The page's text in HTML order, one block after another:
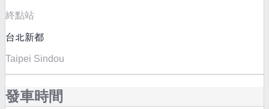
終點站
台北新都
Taipei Sindou
發車時間